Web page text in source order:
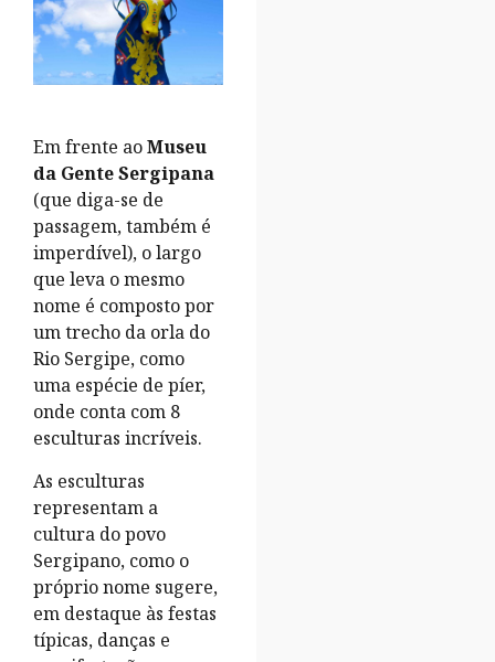
Em frente aoMuseu
da Gente Sergipana
(que diga-se de
passagem, também é
imperdível), o largo
que leva o mesmo
nome é composto por
um trecho da orla do
Rio Sergipe, como
uma espécie de píer,
onde conta com 8
esculturas incríveis.
As esculturas
representam a
cultura do povo
Sergipano, como o
próprio nome sugere,
em destaque às festas
típicas, danças e